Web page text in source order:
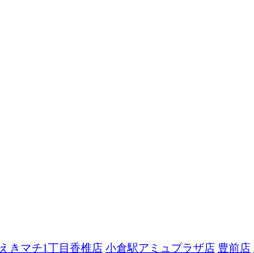
えきマチ1丁目香椎店 小倉駅アミュプラザ店 豊前店